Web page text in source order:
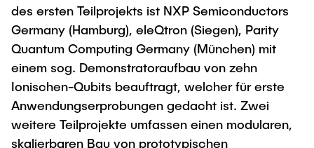
des ersten Teilprojekts ist NXP Semiconductors
Germany (Hamburg), eleQtron (Siegen), Parity
Quantum Computing Germany (München) mit
einem sog. Demonstratoraufbau von zehn
Ionischen-Qubits beauftragt, welcher für erste
Anwendungserprobungen gedacht ist. Zwei
weitere Teilprojekte umfassen einen modularen,
skalierbaren Bau von prototypischen